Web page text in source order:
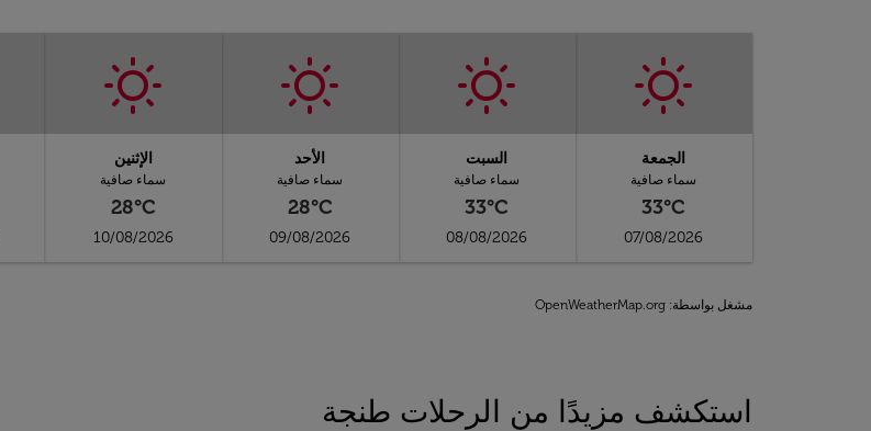
الجمعة
سماء صافية
33°C
07/08/2026
السبت
سماء صافية
33°C
08/08/2026
الأحد
سماء صافية
28°C
09/08/2026
الإثنين
سماء صافية
28°C
10/08/2026
مشغل بواسطة: OpenWeatherMap.org
استكشف مزيدًا من الرحلات طنجة